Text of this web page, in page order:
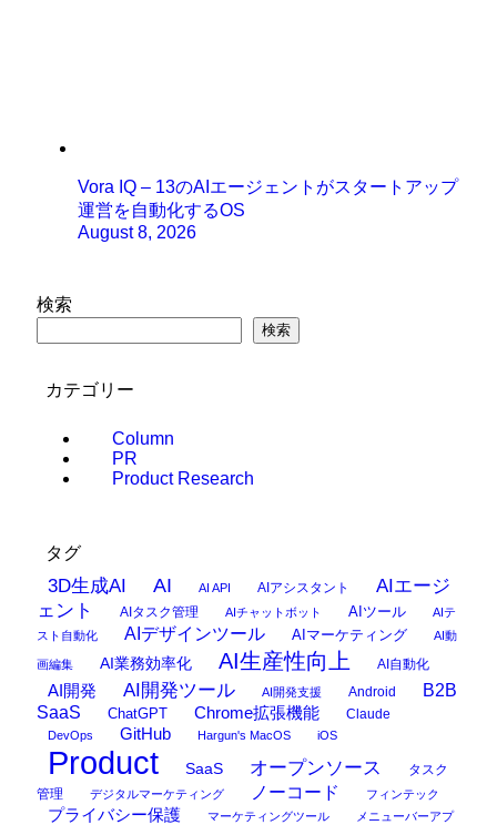
Vora IQ – 13のAIエージェントがスタートアップ
運営を自動化するOS
August 8, 2026
検索
検索
カテゴリー
Column
PR
Product Research
タグ
3D生成AI AI AI API AIアシスタント
AIエージ
ェント
AIタスク管理 AIチャットボット AIツール
AIテ
スト自動化
AIデザインツール AIマーケティング AI動
画編集 AI業務効率化 AI生産性向上 AI自動化
AI開発 AI開発ツール AI開発支援 Android
B2B
SaaS
ChatGPT Chrome拡張機能 Claude
DevOps GitHub Hargun's MacOS iOS
Product SaaS オープンソース
タスク
管理
デジタルマーケティング ノーコード フィンテック
プライバシー保護 マーケティングツール
メニューバーアプ